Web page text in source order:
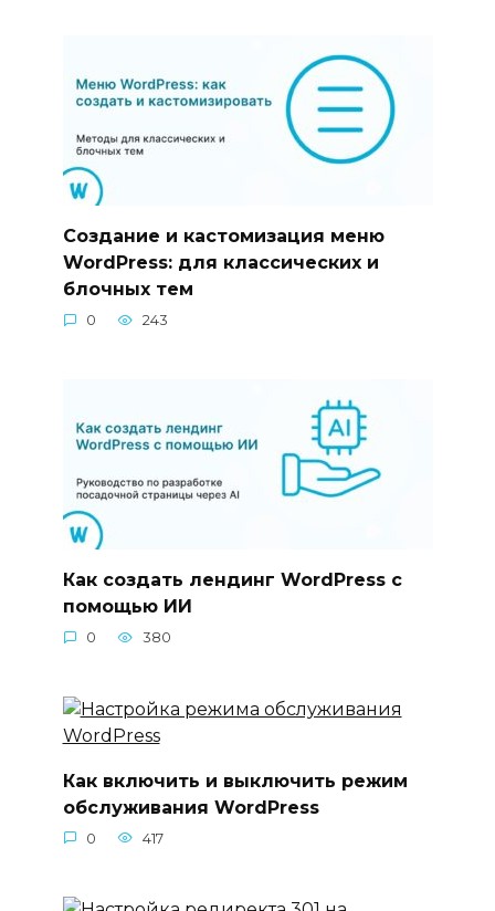
Создание и кастомизация меню
WordPress: для классических и
блочных тем
0 243
Как создать лендинг WordPress с
помощью ИИ
0 380
Как включить и выключить режим
обслуживания WordPress
0 417